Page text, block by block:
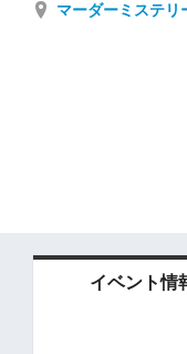
マーダーミステ
イベント情